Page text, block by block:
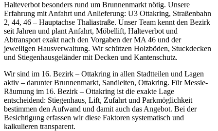
Halteverbot besonders rund um Brunnenmarkt nötig. Unsere
Erfahrung mit Anfahrt und Anlieferung: U3 Ottakring, Straßenbahn
2, 44, 46 – Hauptachse Thaliastraße. Unser Team kennt den Bezirk
seit Jahren und plant Anfahrt, Möbellift, Halteverbot und
Abtransport exakt nach den Vorgaben der MA 46 und der
jeweiligen Hausverwaltung. Wir schützen Holzböden, Stuckdecken
und Stiegenhausgeländer mit Decken und Kantenschutz.
Wir sind im 16. Bezirk – Ottakring in allen Stadtteilen und Lagen
aktiv – darunter Brunnenmarkt, Sandleiten, Ottakring. Für Messie-
Räumung im 16. Bezirk – Ottakring ist die exakte Lage
entscheidend: Stiegenhaus, Lift, Zufahrt und Parkmöglichkeit
bestimmen den Aufwand und damit auch das Angebot. Bei der
Besichtigung erfassen wir diese Faktoren systematisch und
kalkulieren transparent.